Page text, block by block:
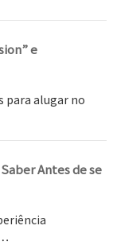
e
para alugar no
Antes de se